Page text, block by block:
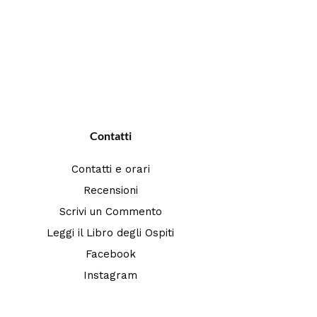
Contatti
Contatti e orari
Recensioni
Scrivi un Commento
Leggi il Libro degli Ospiti
Facebook
Instagram